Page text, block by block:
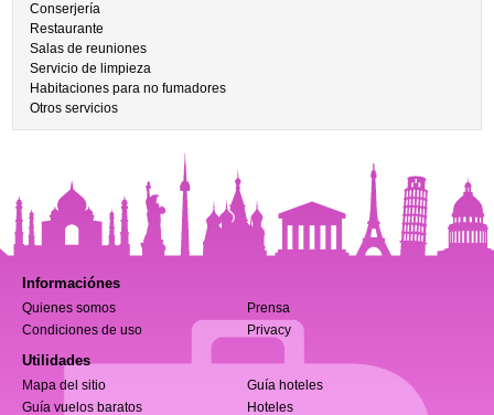
Conserjería
Restaurante
Salas de reuniones
Servicio de limpieza
Habitaciones para no fumadores
Otros servicios
Informaciónes
Quienes somos
Prensa
Condiciones de uso
Privacy
Utilidades
Mapa del sitio
Guía hoteles
Guía vuelos baratos
Hoteles